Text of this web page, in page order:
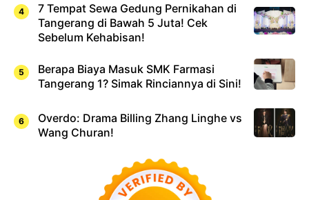
7 Tempat Sewa Gedung Pernikahan di
Tangerang di Bawah 5 Juta! Cek
Sebelum Kehabisan!
Berapa Biaya Masuk SMK Farmasi
Tangerang 1? Simak Rinciannya di Sini!
Overdo: Drama Billing Zhang Linghe vs
Wang Churan!